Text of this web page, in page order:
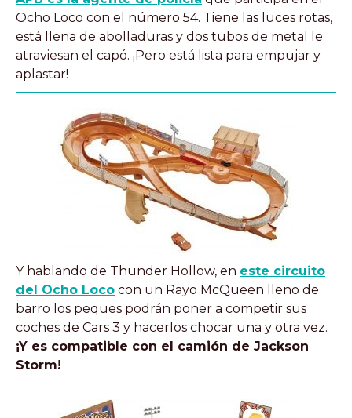
Ocho Loco con el número 54. Tiene las luces rotas,
está llena de abolladuras y dos tubos de metal le
atraviesan el capó. ¡Pero está lista para empujar y
aplastar!
Y hablando de Thunder Hollow, en este circuito
del Ocho Loco con un Rayo McQueen lleno de
barro los peques podrán poner a competir sus
coches de Cars 3 y hacerlos chocar una y otra vez.
¡Y es compatible con el camión de Jackson
Storm!